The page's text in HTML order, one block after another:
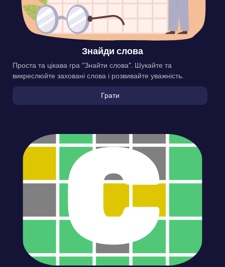
Знайди слова
Проста та цікава гра “Знайти слова”. Шукайте та
викреслюйте заховані слова і розвивайте уважність.
Грати